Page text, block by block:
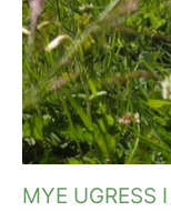
MYE UGRESS